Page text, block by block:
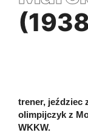
trener, jeździec
olimpijczyk z
WKKW.